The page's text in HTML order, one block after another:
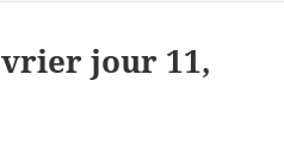
jour 11,